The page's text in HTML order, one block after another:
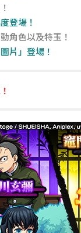
登場！
角色以及特玉！
片」登場！